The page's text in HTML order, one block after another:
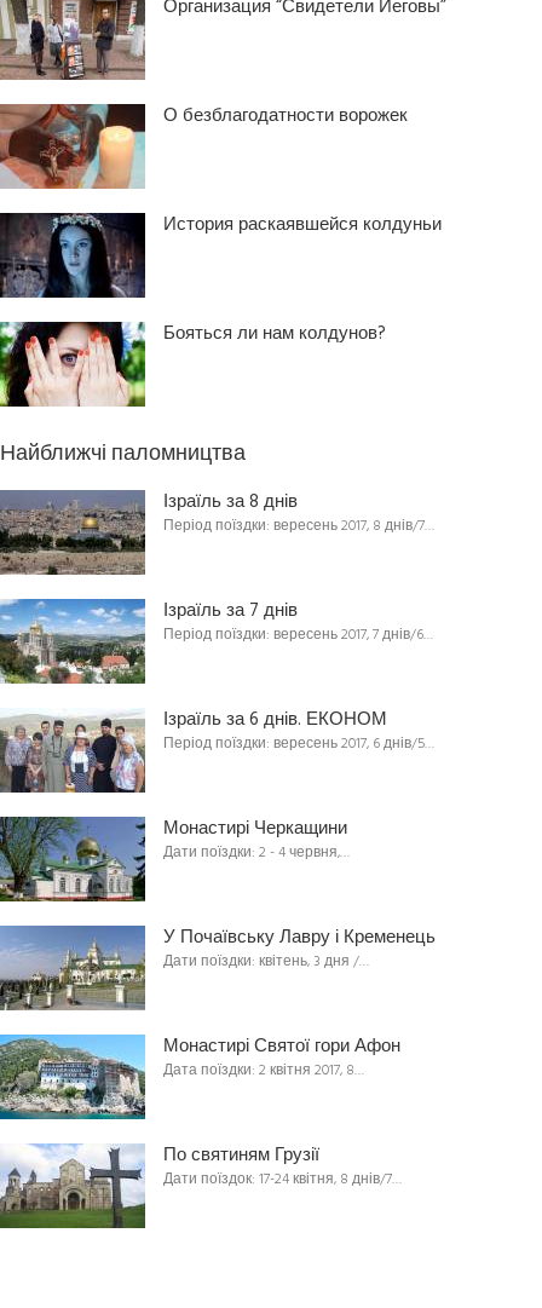
Организация “Свидетели Иеговы”
О безблагодатности ворожек
История раскаявшейся колдуньи
Бояться ли нам колдунов?
Найближчі паломництва
Ізраїль за 8 днів
Період поїздки: вересень 2017, 8 днів/7…
Ізраїль за 7 днів
Період поїздки: вересень 2017, 7 днів/6…
Ізраїль за 6 днів. ЕКОНОМ
Період поїздки: вересень 2017, 6 днів/5…
Монастирі Черкащини
Дати поїздки: 2 - 4 червня,…
У Почаївську Лавру і Кременець
Дати поїздки: квітень, 3 дня /…
Монастирі Святої гори Афон
Дата поїздки: 2 квітня 2017, 8…
По святиням Грузії
Дати поїздок: 17-24 квітня, 8 днів/7…